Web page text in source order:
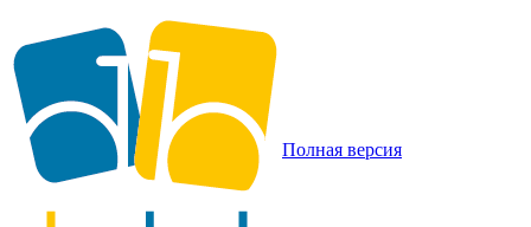
Полная версия